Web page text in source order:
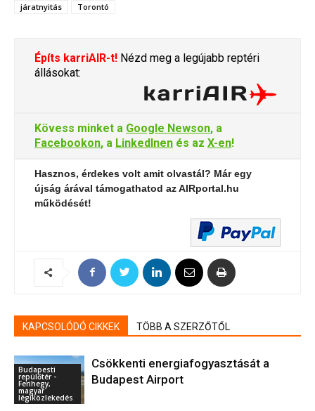
járatnyitás
Torontó
Építs karriAIR-t! Nézd meg a legújabb reptéri
állásokat:
Kövess minket a Google Newson, a
Facebookon, a LinkedInen és az X-en!
Hasznos, érdekes volt amit olvastál? Már egy
újság árával támogathatod az AIRportal.hu
működését!
KAPCSOLÓDÓ CIKKEK TÖBB A SZERZŐTŐL
Budapesti
repülőtér -
Ferihegy,
magyar
légiközlekedés
Csökkenti energiafogyasztását a
Budapest Airport